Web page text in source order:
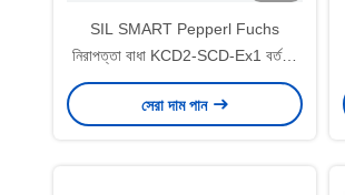
SIL SMART Pepperl Fuchs
নিরাপত্তা বাধা KCD2-SCD-Ex1 বর্তমান
ড্রাইভার হাউজিং 12.5 মিমি
সেরা দাম পান